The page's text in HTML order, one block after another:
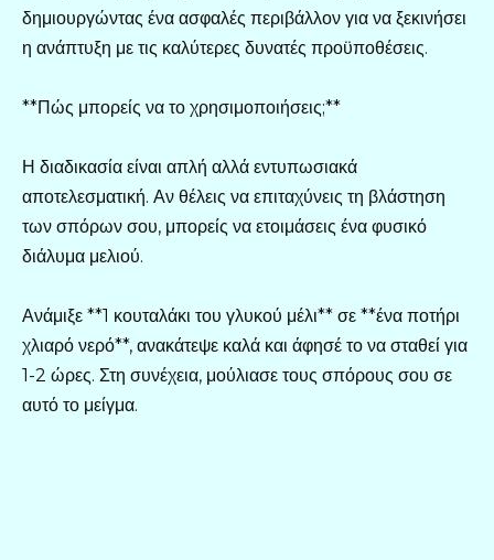
δημιουργώντας ένα ασφαλές περιβάλλον για να ξεκινήσει
η ανάπτυξη με τις καλύτερες δυνατές προϋποθέσεις.
**Πώς μπορείς να το χρησιμοποιήσεις;**
Η διαδικασία είναι απλή αλλά εντυπωσιακά
αποτελεσματική. Αν θέλεις να επιταχύνεις τη βλάστηση
των σπόρων σου, μπορείς να ετοιμάσεις ένα φυσικό
διάλυμα μελιού.
Ανάμιξε **1 κουταλάκι του γλυκού μέλι** σε **ένα ποτήρι
χλιαρό νερό**, ανακάτεψε καλά και άφησέ το να σταθεί για
1-2 ώρες. Στη συνέχεια, μούλιασε τους σπόρους σου σε
αυτό το μείγμα.